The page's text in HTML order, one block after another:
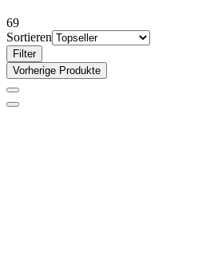
69
Sortieren
Filter
Vorherige Produkte